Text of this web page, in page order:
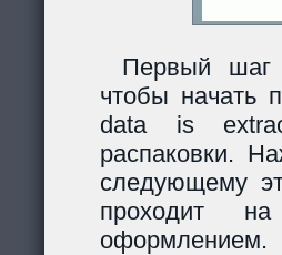
Первый шаг
чтобы начать
data is
распаковки.
следующему
проходит
оформлением.